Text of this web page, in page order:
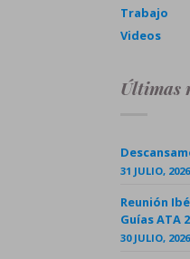
Trabajo
Videos
Últimas
31 JULIO, 2026
Reunión
Guías ATA
30 JULIO, 2026